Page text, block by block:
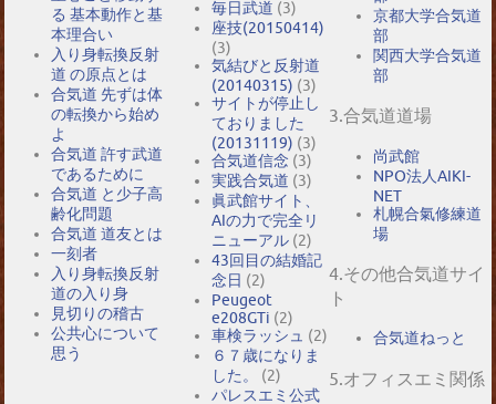
る 基本動作と基
本理合い
入り身転換反射
道 の原点とは
合気道 先ずは体
の転換から始め
よ
合気道 許す武道
であるために
合気道 と少子高
齢化問題
合気道 道友とは
一刻者
入り身転換反射
道の入り身
見切りの稽古
公共心について
思う
毎日武道 (3)
座技(20150414)
(3)
気結びと反射道
(20140315) (3)
サイトが停止し
ておりました
(20131119) (3)
合気道信念 (3)
実践合気道 (3)
眞武館サイト、
AIの力で完全リ
ニューアル (2)
43回目の結婚記
念日 (2)
Peugeot
e208GTi (2)
車検ラッシュ (2)
６７歳になりま
した。
(2)
パレスエミ公式
京都大学合気道
部
関西大学合気道
部
3.合気道道場
尚武館
NPO法人AIKI-
NET
札幌合氣修練道
場
4.その他合気道サイ
ト
合気道ねっと
5.オフィスエミ関係